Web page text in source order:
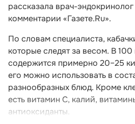
рассказала врач-
комментарии «Газете.Ru».
По словам специалиста,
которые следят за весом. В
содержится примерно 20–25
его можно использовать в
разнообразных блюд. Кроме
есть витамин C, калий,
антиоксиданты.